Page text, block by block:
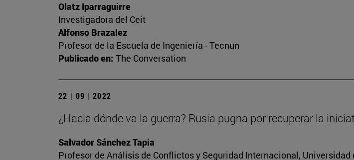
Olatz Iparraguirre
Investigadora del Ceit
Alfonso Brazalez
Profesor de la Escuela de Ingeniería - Tecnun
Publicado en: The Conversation
22 | 09 | 2022
¿Hacia dónde va la guerra? Rusia pugna por recuperar la
Salvador Sánchez Tapia
Profesor de Análisis de Conflictos y Seguridad Internacional, Universidad